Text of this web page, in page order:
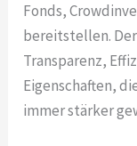
Fonds,
bereitstellen.
Transparenz,
Eigenschaften,
immer stärker